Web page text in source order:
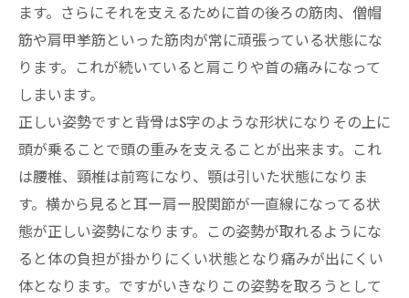
ます。さらにそれを支えるために首の後ろの筋肉、僧帽
筋や肩甲挙筋といった筋肉が常に頑張っている状態にな
ります。これが続いていると肩こりや首の痛みになって
しまいます。
正しい姿勢ですと背骨はS字のような形状になりその上に
頭が乗ることで頭の重みを支えることが出来ます。これ
は腰椎、頸椎は前弯になり、顎は引いた状態になりま
す。横から見ると耳ー肩ー股関節が一直線になってる状
態が正しい姿勢になります。この姿勢が取れるようにな
ると体の負担が掛かりにくい状態となり痛みが出にくい
体となります。ですがいきなりこの姿勢を取ろうとして